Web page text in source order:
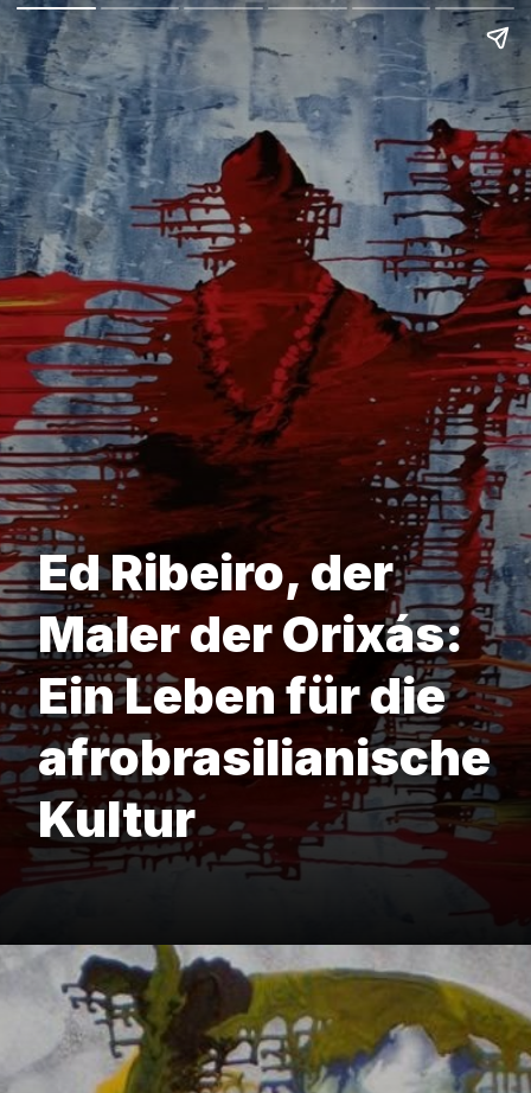
Ed Ribeiro, der
Maler der Orixás:
Ein Leben für die
afrobrasilianische
Kultur